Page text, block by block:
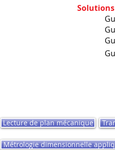
Guidage de
Guidage
Guidage par
Guidage par
Lecture de plan mécanique
Métrologie dimensionnelle